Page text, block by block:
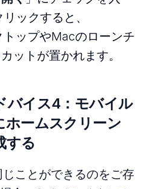
リックすると、
ップやMacのローンチ
ットが置かれます。
バイス4：モバイル
ホームスクリーン
する
ことができるのをご存